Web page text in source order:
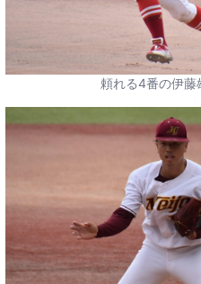
頼れる4番の伊藤